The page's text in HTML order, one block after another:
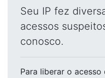
Seu IP fez
acessos
conosco.
Para liberar o acesso